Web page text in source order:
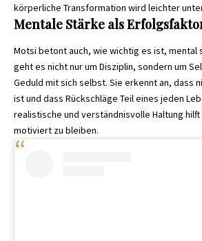
körperliche Transformation wird leichter
Mentale Stärke als
Motsi betont auch, wie wichtig es ist, mental
geht es nicht nur um Disziplin, sondern um
Geduld mit sich selbst. Sie erkennt an, dass
ist und dass Rückschläge Teil eines jeden
realistische und verständnisvolle Haltung
motiviert zu bleiben.